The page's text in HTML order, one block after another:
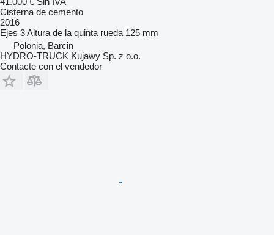
Cisterna de cemento
2016
Ejes 3Altura de la quinta rueda 125 mm
Polonia, Barcin
HYDRO-TRUCK Kujawy Sp. z o.o.
Contacte con el vendedor